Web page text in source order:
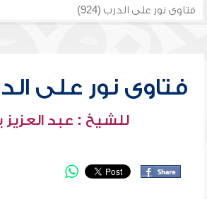
فتاوى نور على الدرب (924)
فتاوى نور على الدرب
للشيخ : عبد العزيز